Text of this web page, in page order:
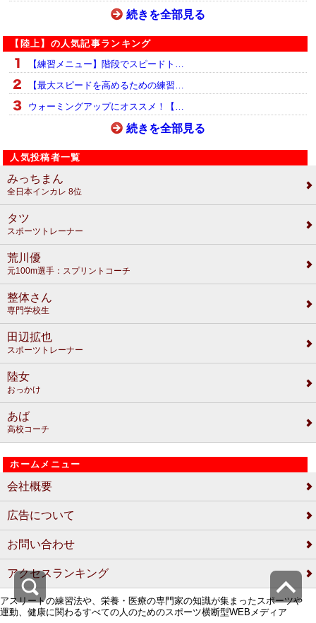
続きを全部見る
【陸上】の人気記事ランキング
【練習メニュー】階段でスピードト…
【最大スピードを高めるための練習…
ウォーミングアップにオススメ！【…
続きを全部見る
人気投稿者一覧
みっちまん
全日本インカレ 8位
タツ
スポーツトレーナー
荒川優
元100m選手：スプリントコーチ
整体さん
専門学校生
田辺拡也
スポーツトレーナー
陸女
おっかけ
あば
高校コーチ
ホームメニュー
会社概要
広告について
お問い合わせ
アクセスランキング
アスリートの練習法や、栄養・医療の専門家の知識が集まったスポーツや
運動、健康に関わるすべての人のためのスポーツ横断型WEBメディア